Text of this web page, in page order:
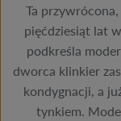
Ta
pięćdziesiąt lat
podkreśla
dworca klinkier
kondygnacji, a
tynkiem.